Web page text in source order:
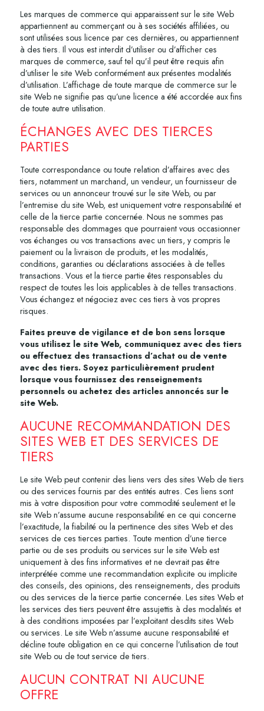
Les marques de commerce qui apparaissent sur le site Web
appartiennent au commerçant ou à ses sociétés affiliées, ou
sont utilisées sous licence par ces dernières, ou appartiennent
à des tiers. Il vous est interdit d’utiliser ou d’afficher ces
marques de commerce, sauf tel qu’il peut être requis afin
d’utiliser le site Web conformément aux présentes modalités
d’utilisation. L’affichage de toute marque de commerce sur le
site Web ne signifie pas qu’une licence a été accordée aux fins
de toute autre utilisation.
ÉCHANGES AVEC DES TIERCES
PARTIES
Toute correspondance ou toute relation d’affaires avec des
tiers, notamment un marchand, un vendeur, un fournisseur de
services ou un annonceur trouvé sur le site Web, ou par
l’entremise du site Web, est uniquement votre responsabilité et
celle de la tierce partie concernée. Nous ne sommes pas
responsable des dommages que pourraient vous occasionner
vos échanges ou vos transactions avec un tiers, y compris le
paiement ou la livraison de produits, et les modalités,
conditions, garanties ou déclarations associées à de telles
transactions. Vous et la tierce partie êtes responsables du
respect de toutes les lois applicables à de telles transactions.
Vous échangez et négociez avec ces tiers à vos propres
risques.
Faites preuve de vigilance et de bon sens lorsque
vous utilisez le site Web, communiquez avec des tiers
ou effectuez des transactions d’achat ou de vente
avec des tiers. Soyez particulièrement prudent
lorsque vous fournissez des renseignements
personnels ou achetez des articles annoncés sur le
site Web.
AUCUNE RECOMMANDATION DES
SITES WEB ET DES SERVICES DE
TIERS
Le site Web peut contenir des liens vers des sites Web de tiers
ou des services fournis par des entités autres. Ces liens sont
mis à votre disposition pour votre commodité seulement et le
site Web n’assume aucune responsabilité en ce qui concerne
l’exactitude, la fiabilité ou la pertinence des sites Web et des
services de ces tierces parties. Toute mention d’une tierce
partie ou de ses produits ou services sur le site Web est
uniquement à des fins informatives et ne devrait pas être
interprétée comme une recommandation explicite ou implicite
des conseils, des opinions, des renseignements, des produits
ou des services de la tierce partie concernée. Les sites Web et
les services des tiers peuvent être assujettis à des modalités et
à des conditions imposées par l’exploitant desdits sites Web
ou services. Le site Web n’assume aucune responsabilité et
décline toute obligation en ce qui concerne l’utilisation de tout
site Web ou de tout service de tiers.
AUCUN CONTRAT NI AUCUNE
OFFRE